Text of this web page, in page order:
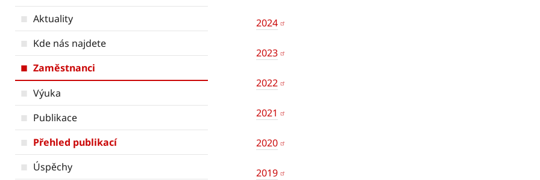
Aktuality
Kde nás najdete
Zaměstnanci
Výuka
Publikace
Přehled publikací
Úspěchy
2024
2023
2022
2021
2020
2019